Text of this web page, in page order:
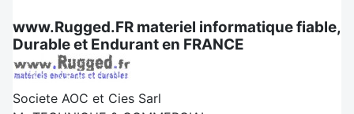
www.Rugged.FR materiel informatique fiable,
Durable et Endurant en FRANCE
Societe AOC et Cies Sarl